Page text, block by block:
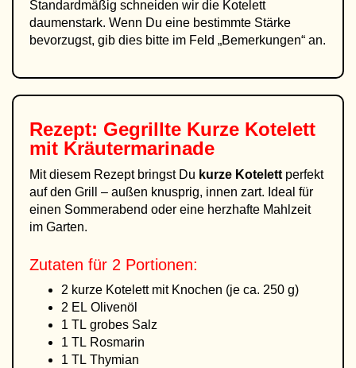
Standardmäßig schneiden wir die Kotelett
daumenstark. Wenn Du eine bestimmte Stärke
bevorzugst, gib dies bitte im Feld „Bemerkungen“ an.
Rezept: Gegrillte Kurze Kotelett
mit Kräutermarinade
Mit diesem Rezept bringst Du kurze Kotelett perfekt
auf den Grill – außen knusprig, innen zart. Ideal für
einen Sommerabend oder eine herzhafte Mahlzeit
im Garten.
Zutaten für 2 Portionen:
2 kurze Kotelett mit Knochen (je ca. 250 g)
2 EL Olivenöl
1 TL grobes Salz
1 TL Rosmarin
1 TL Thymian